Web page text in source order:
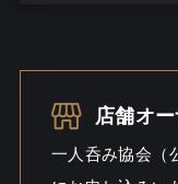
シーン
店舗オ
一人呑み協会（